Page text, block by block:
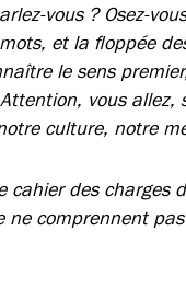
vous ? Osez-
et la floppée
le sens
vous allez,
culture, notre
des charges
ne comprennent